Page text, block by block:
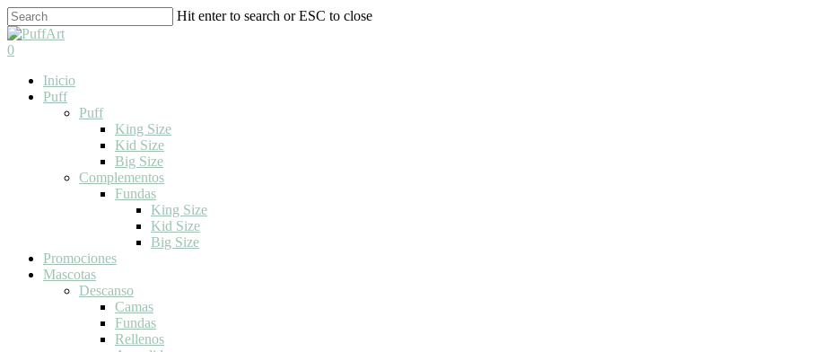
Skip
to
main
Hit enter to search or ESC to close
Close
Search
search
0
Inicio
Puff
Puff
King Size
Kid Size
Big Size
Complementos
Fundas
King Size
Kid Size
Big Size
Promociones
Mascotas
Descanso
Camas
Fundas
Rellenos